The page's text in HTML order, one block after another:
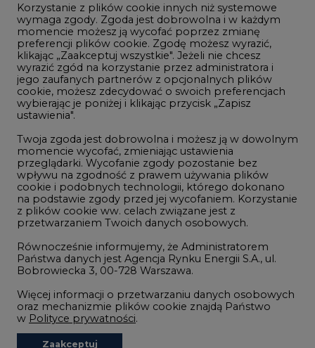
Innowacje i AI
Telekomunikacja i IT
Handel emisjami CO2
Wodór
Górnictwo
Atom
Fotowoltaika
Offshore wind
Zielone samorządy
Zielona gospodarka
Korzystanie z plików cookie innych niż systemowe
wymaga zgody. Zgoda jest dobrowolna i w każdym
momencie możesz ją wycofać poprzez zmianę
preferencji plików cookie. Zgodę możesz wyrazić,
klikając „Zaakceptuj wszystkie". Jeżeli nie chcesz
wyrazić zgód na korzystanie przez administratora i
jego zaufanych partnerów z opcjonalnych plików
cookie, możesz zdecydować o swoich preferencjach
wybierając je poniżej i klikając przycisk „Zapisz
ustawienia".
Twoja zgoda jest dobrowolna i możesz ją w dowolnym
momencie wycofać, zmieniając ustawienia
przeglądarki. Wycofanie zgody pozostanie bez
wpływu na zgodność z prawem używania plików
cookie i podobnych technologii, którego dokonano
na podstawie zgody przed jej wycofaniem. Korzystanie
z plików cookie ww. celach związane jest z
przetwarzaniem Twoich danych osobowych.
Równocześnie informujemy, że Administratorem
Państwa danych jest Agencja Rynku Energii S.A., ul.
Bobrowiecka 3, 00-728 Warszawa.
Więcej informacji o przetwarzaniu danych osobowych
oraz mechanizmie plików cookie znajdą Państwo
w Polityce prywatności.
Zaakceptuj